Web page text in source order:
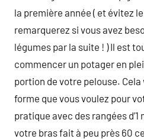
la première année ( et évitez
remarquerez si vous avez
légumes par la suite ! ) Il est
commencer un potager en
portion de votre pelouse.
forme que vous voulez pour
pratique avec des rangées
votre bras fait à peu près 60